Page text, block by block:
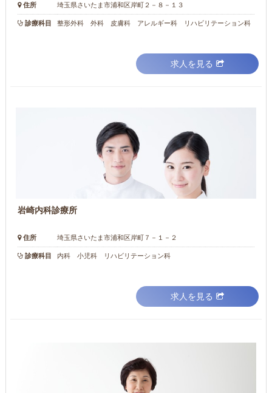
住所 埼玉県さいたま市浦和区岸町２－８－１３
診療科目 整形外科 外科 皮膚科 アレルギー科 リハビリテーション科
求人を見る
岩崎内科診療所
住所 埼玉県さいたま市浦和区岸町７－１－２
診療科目 内科 小児科 リハビリテーション科
求人を見る